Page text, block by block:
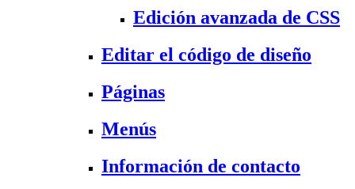
Edición avanzada de CSS
Editar el código de diseño
Páginas
Menús
Información de contacto